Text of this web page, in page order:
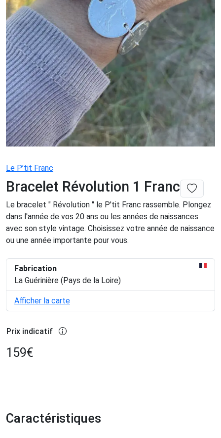
Le P’tit Franc
Bracelet Révolution 1 Franc
Le bracelet " Révolution " le P'tit Franc rassemble. Plongez
dans l'année de vos 20 ans ou les années de naissances
avec son style vintage. Choisissez votre année de naissance
ou une année importante pour vous.
Fabrication
La Guérinière (Pays de la Loire)
Afficher la carte
Prix indicatif
159€
Caractéristiques